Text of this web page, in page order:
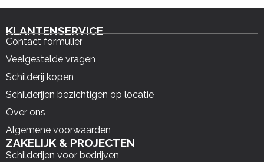
KLANTENSERVICE
Contact formulier
Veelgestelde vragen
Schilderij kopen
Schilderijen bezichtigen op locatie
Over ons
Algemene voorwaarden
ZAKELIJK & PROJECTEN
Schilderijen voor bedrijven